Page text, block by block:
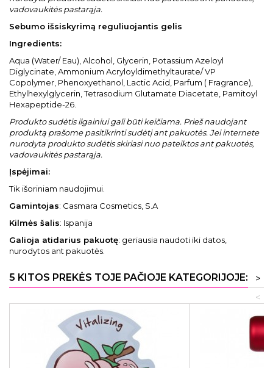
vadovaukitės pastarąja.
Sebumo išsiskyrimą reguliuojantis gelis
Ingredients:
Aqua (Water/ Eau), Alcohol, Glycerin, Potassium Azeloyl
Diglycinate, Ammonium Acryloyldimethyltaurate/ VP
Copolymer, Phenoxyethanol, Lactic Acid, Parfum ( Fragrance),
Ethylhexylglycerin, Tetrasodium Glutamate Diacetate, Pamitoyl
Hexapeptide-26.
Produkto sudėtis ilgainiui gali būti keičiama. Prieš naudojant
produktą prašome pasitikrinti sudėtį ant pakuotės. Jei internete
nurodyta produkto sudėtis skiriasi nuo pateiktos ant pakuotės,
vadovaukitės pastarąja.
Įspėjimai:
Tik išoriniam naudojimui.
Gamintojas: Casmara Cosmetics, S.A
Kilmės šalis: Ispanija
Galioja atidarius pakuotę: geriausia naudoti iki datos,
nurodytos ant pakuotės.
5 KITOS PREKĖS TOJE PAČIOJE KATEGORIJOJE:
>
<